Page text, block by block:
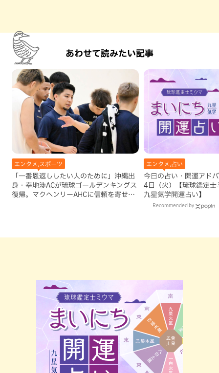
あわせて読みたい記事
エンタメ,スポーツ
「一番恩返ししたい人のために」沖縄出
身・幸地渉ACが琉球ゴールデンキングス
復帰。マクヘンリーAHCに信頼を寄せる
エンタメ,占い
今日の占い・開運アド
4日（火）【琉球鑑定士
九星気学開運占い】
Recommended by